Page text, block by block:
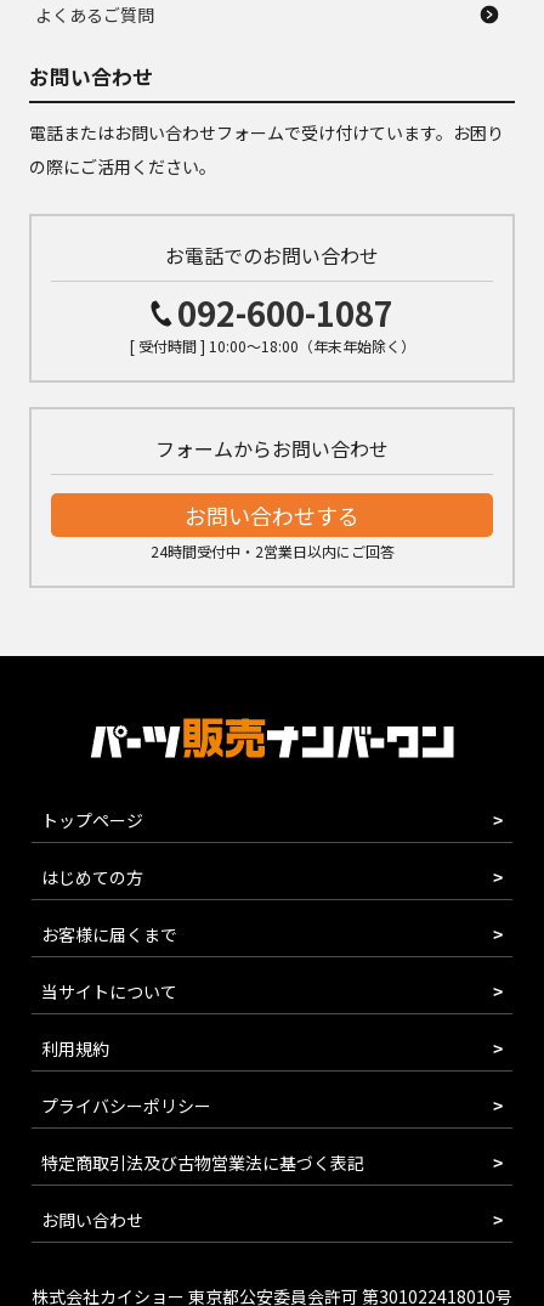
よくあるご質問
お問い合わせ
電話またはお問い合わせフォームで受け付けています。お困り
の際にご活用ください。
お電話でのお問い合わせ
092-600-1087
[ 受付時間 ] 10:00～18:00（年末年始除く）
フォームからお問い合わせ
お問い合わせする
24時間受付中・2営業日以内にご回答
トップページ
はじめての方
お客様に届くまで
当サイトについて
利用規約
プライバシーポリシー
特定商取引法及び古物営業法に基づく表記
お問い合わせ
株式会社カイショー 東京都公安委員会許可 第301022418010号